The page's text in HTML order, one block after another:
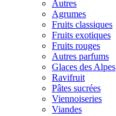
Autres
Agrumes
Fruits classiques
Fruits exotiques
Fruits rouges
Autres parfums
Glaces des Alpes
Ravifruit
Pâtes sucrées
Viennoiseries
Viandes